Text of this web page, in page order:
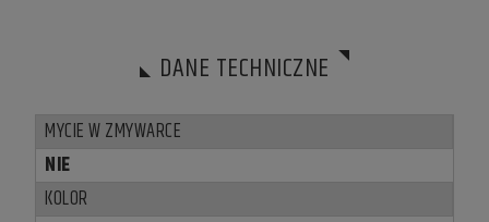
DANE TECHNICZNE
MYCIE W ZMYWARCE
NIE
KOLOR